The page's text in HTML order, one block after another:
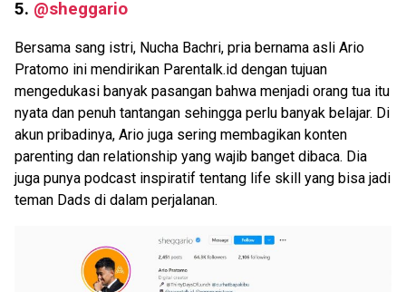
5. @sheggario
Bersama sang istri, Nucha Bachri, pria bernama asli Ario
Pratomo ini mendirikan Parentalk.id dengan tujuan
mengedukasi banyak pasangan bahwa menjadi orang tua itu
nyata dan penuh tantangan sehingga perlu banyak belajar. Di
akun pribadinya, Ario juga sering membagikan konten
parenting dan relationship yang wajib banget dibaca. Dia
juga punya podcast inspiratif tentang life skill yang bisa jadi
teman Dads di dalam perjalanan.